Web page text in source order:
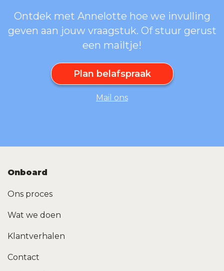
Ontdek met Annelotte hoe we invulling
geven aan jouw vraagstuk. Of stuur gerust
een mailtje!
Plan belafspraak
Mail ons
Onboard
Ons proces
Wat we doen
Klantverhalen
Contact